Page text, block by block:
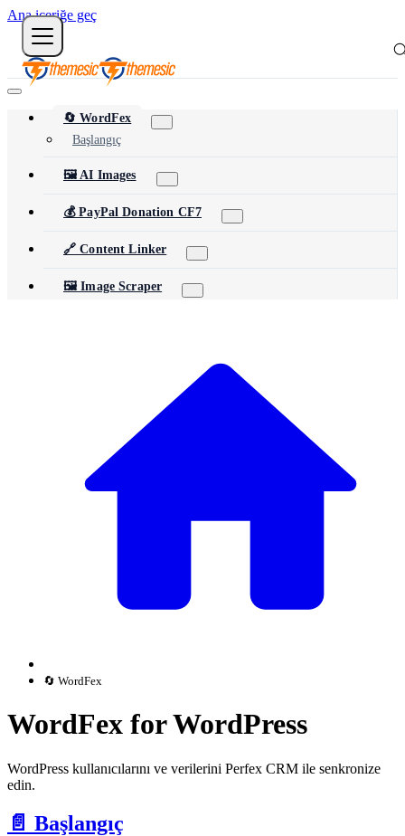
Ana içeriğe geç
🔄 WordFex
Başlangıç
🖼️ AI Images
💰 PayPal Donation CF7
🔗 Content Linker
🖼️ Image Scraper
🔄 WordFex
WordFex for WordPress
WordPress kullanıcılarını ve verilerini Perfex CRM ile senkronize
edin.
📄️ Başlangıç